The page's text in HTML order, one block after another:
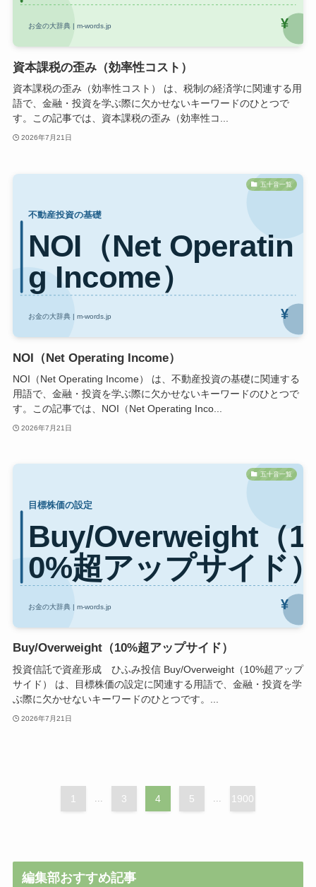
資本課税の歪み（効率性コスト）
資本課税の歪み（効率性コスト） は、税制の経済学に関連する用
語で、金融・投資を学ぶ際に欠かせないキーワードのひとつで
す。この記事では、資本課税の歪み（効率性コ...
2026年7月21日
五十音一覧
NOI（Net Operating Income）
NOI（Net Operating Income） は、不動産投資の基礎に関連する
用語で、金融・投資を学ぶ際に欠かせないキーワードのひとつで
す。この記事では、NOI（Net Operating Inco...
2026年7月21日
五十音一覧
Buy/Overweight（10%超アップサイド）
投資信託で資産形成 ひふみ投信 Buy/Overweight（10%超アップ
サイド） は、目標株価の設定に関連する用語で、金融・投資を学
ぶ際に欠かせないキーワードのひとつです。...
2026年7月21日
1 ... 3 4 5 ... 1900
編集部おすすめ記事